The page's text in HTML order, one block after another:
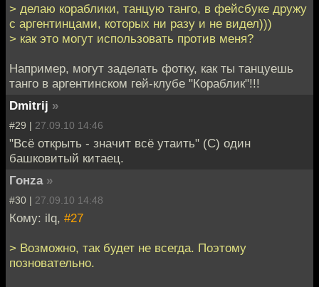
> делаю кораблики, танцую танго, в фейсбуке дружу
с аргентинцами, которых ни разу и не видел)))
> как это могут использовать против меня?
Например, могут заделать фотку, как ты танцуешь
танго в аргентинском гей-клубе "Кораблик"!!!
Dmitrij »
#29 | 27.09.10 14:46
"Всё открыть - значит всё утаить" (С) один
башковитый китаец.
Гонzа »
#30 | 27.09.10 14:48
Кому: ilq, #27
> Возможно, так будет не всегда. Поэтому
позновательно.